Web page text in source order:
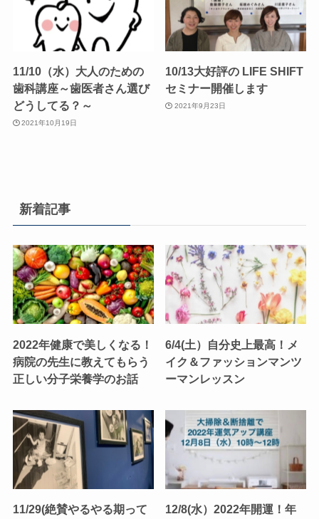
11/10（水）大人のための
歯科講座～歯医者さん選び
どうしてる？～
2021年10月19日
10/13大好評の LIFE SHIFT
セミナー開催します
2021年9月23日
新着記事
2022年健康で美しくなる！
病院の先生に教えてもらう
正しい分子栄養学のお話
6/4(土）自分史上最高！メ
イク＆ファッションマンツ
ーマンレッスン
11/29(絶賛やるやる期って
12/8(水）2022年開運！年